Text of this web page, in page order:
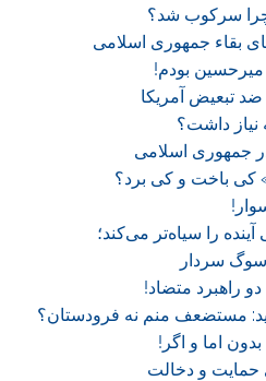
چرا سرکوب شد؟
بقاء جمهوری اسلامی
تبعیض آمریکا
نیاز داشت؟
جمهوری اسلامی
کی باخت و کی برد؟
را سیاه‌تر می‌کند؛
سوگ سردار
راهبرد متضاد!
مستضعف منم نه فرودستان؟
اما و اگر!
حمایت و دخالت